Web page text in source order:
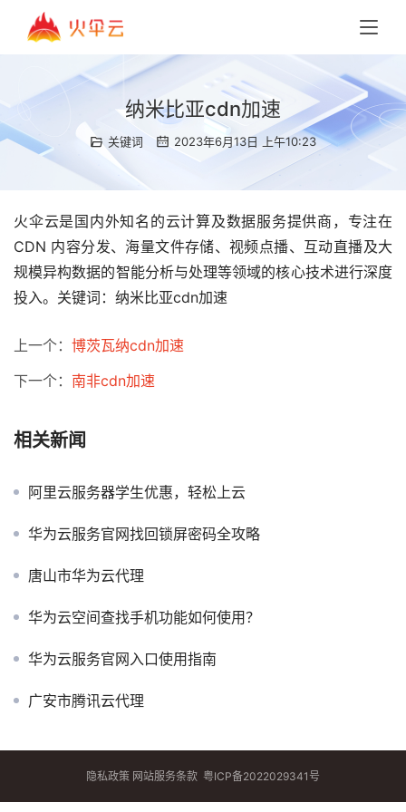
纳米比亚cdn加速
关键词 2023年6月13日 上午10:23
火伞云是国内外知名的云计算及数据服务提供商，专注在
CDN 内容分发、海量文件存储、视频点播、互动直播及大
规模异构数据的智能分析与处理等领域的核心技术进行深度
投入。关键词：纳米比亚cdn加速
上一个： 博茨瓦纳cdn加速
下一个： 南非cdn加速
相关新闻
阿里云服务器学生优惠，轻松上云
华为云服务官网找回锁屏密码全攻略
唐山市华为云代理
华为云空间查找手机功能如何使用？
华为云服务官网入口使用指南
广安市腾讯云代理
隐私政策 网站服务条款 粤ICP备2022029341号